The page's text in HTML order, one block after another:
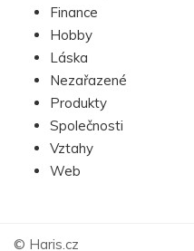
Finance
Hobby
Láska
Nezařazené
Produkty
Společnosti
Vztahy
Web
© Haris.cz